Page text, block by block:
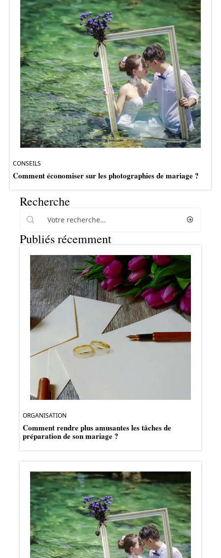
CONSEILS
Comment économiser sur les photographies de mariage ?
Recherche
Publiés récemment
ORGANISATION
Comment rendre plus amusantes les tâches de
préparation de son mariage ?